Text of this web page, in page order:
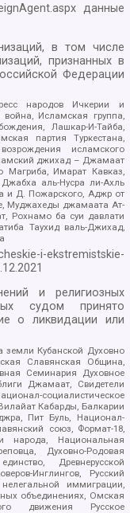
данные
в том числе
признанных в
Федерации
народов Ичкерии и
Исламская группа,
Лашкар-И-Тайба,
партия Туркестана,
исламского
джихад – Джамаат
Магриба, Имарат Кавказ,
аль-Нусра ли-Ахль
и Д. Пожарского, Аджр от
Муджахеды джамаата Ат-
Рохнамо ба суи давлати
Таухид валь-Джихад,
i-ekstremistskie-
и религиозных
судом принято
о ликвидации или
земли Кубанской Духовно
Славянская Община,
Семинария Духовное
Джамаат, Свидетели
социалистическое
Кабарды, Балкарии
Пит Буль, Национал-
союз, Формат-18,
народа, Национальная
Духовно-Родовая
Древнерусской
Инглингов, Русский
иммиграции,
объединениях, Омская
движения Русское